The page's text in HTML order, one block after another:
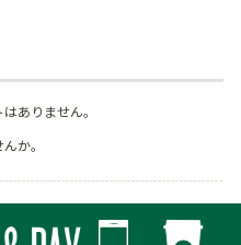
ありません。
か。